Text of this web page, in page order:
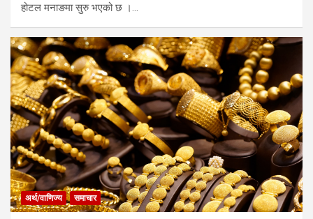
होटल मनाङमा सुरु भएको छ ।…
अर्थ/वाणिज्य समाचार